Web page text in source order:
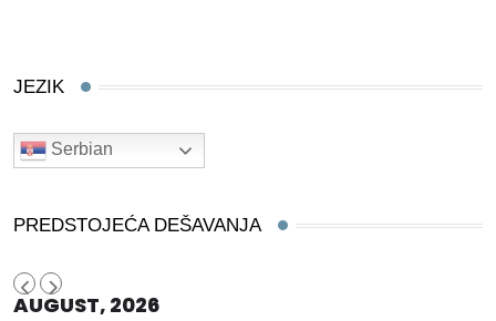
JEZIK
Serbian
PREDSTOJEĆA DEŠAVANJA
AUGUST, 2026